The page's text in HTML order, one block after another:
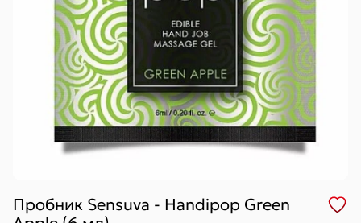
Пробник Sensuva - Handipop Green